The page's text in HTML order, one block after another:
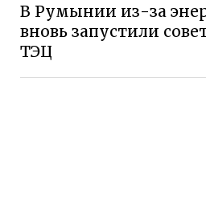
В Румынии из-за
вновь запустили
ТЭЦ